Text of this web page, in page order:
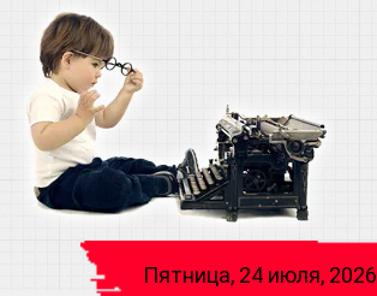
Пятница, 24 июля, 2026